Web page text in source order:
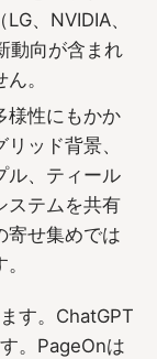
、NVIDIA、
動向が含まれ
。
様性にもかか
ッド背景、
ル、ティール
ステムを共有
寄せ集めでは
す。ChatGPT
。PageOnは